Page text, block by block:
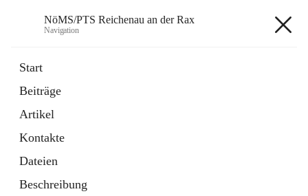
NöMS/PTS Reichenau an der Rax
Navigation
Start
Beiträge
Artikel
Kontakte
Dateien
Beschreibung
Hans Lanner Regionalmusik Schulverband
öffnet
in
neuem
Tab
Externe Webseite
in